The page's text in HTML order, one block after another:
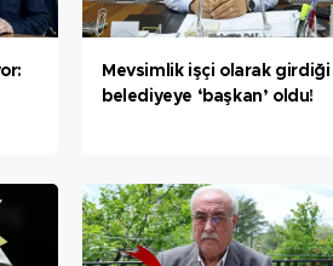
Mevsimlik işçi olarak girdiği
belediyeye ‘başkan’ oldu!